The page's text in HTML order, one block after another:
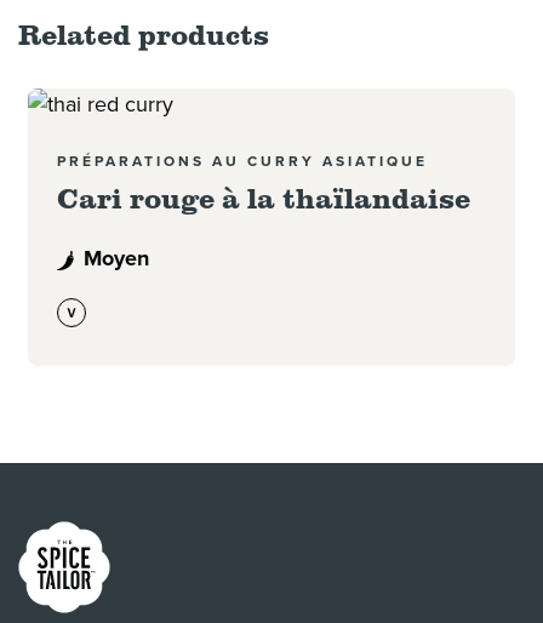
Related products
Read more
PRÉPARATIONS AU CURRY ASIATIQUE
Cari rouge à la thaïlandaise
Moyen
Link to the homepage